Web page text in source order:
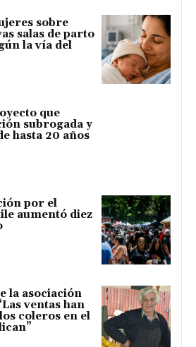
sobre
salas de parto
la vía del
que
subrogada y
hasta 20 años
por el
aumentó diez
la asociación
ventas han
coleros en el